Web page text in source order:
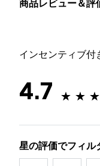
商品レビュー＆評
インセンティブ付
4.7
星の評価でフィル